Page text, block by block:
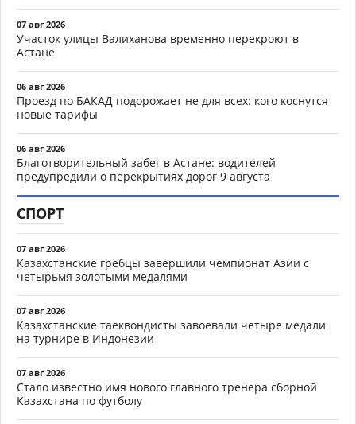
07 авг 2026
Участок улицы Валиханова временно перекроют в
Астане
06 авг 2026
Проезд по БАКАД подорожает не для всех: кого коснутся
новые тарифы
06 авг 2026
Благотворительный забег в Астане: водителей
предупредили о перекрытиях дорог 9 августа
СПОРТ
07 авг 2026
Казахстанские гребцы завершили чемпионат Азии с
четырьмя золотыми медалями
07 авг 2026
Казахстанские таеквондисты завоевали четыре медали
на турнире в Индонезии
07 авг 2026
Стало известно имя нового главного тренера сборной
Казахстана по футболу